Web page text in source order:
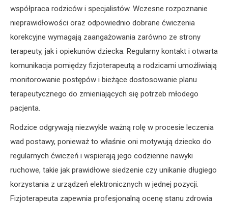
współpraca rodziców i specjalistów. Wczesne rozpoznanie
nieprawidłowości oraz odpowiednio dobrane ćwiczenia
korekcyjne wymagają zaangażowania zarówno ze strony
terapeuty, jak i opiekunów dziecka. Regularny kontakt i otwarta
komunikacja pomiędzy fizjoterapeutą a rodzicami umożliwiają
monitorowanie postępów i bieżące dostosowanie planu
terapeutycznego do zmieniających się potrzeb młodego
pacjenta.
Rodzice odgrywają niezwykle ważną rolę w procesie leczenia
wad postawy, ponieważ to właśnie oni motywują dziecko do
regularnych ćwiczeń i wspierają jego codzienne nawyki
ruchowe, takie jak prawidłowe siedzenie czy unikanie długiego
korzystania z urządzeń elektronicznych w jednej pozycji.
Fizjoterapeuta zapewnia profesjonalną ocenę stanu zdrowia